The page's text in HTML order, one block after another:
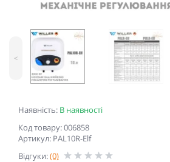
Наявність: В наявності
Код товару: 006858
Артикул: PAL10R-Elf
Відгуки:(0)
<